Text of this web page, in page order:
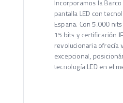
Incorporamos la
pantalla LED con
España. Con 5.000
15 bits y certificación
revolucionaria ofrecía
excepcional,
tecnología LED en el